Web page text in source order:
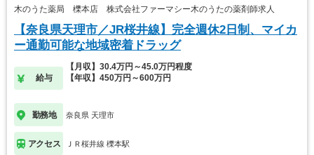
木のうた薬局 櫟本店 株式会社ファーマシー木のうたの薬剤師求人
【奈良県天理市／JR桜井線】完全週休2日制、マイカ
ー通勤可能な地域密着ドラッグ
給与
【月収】30.4万円～45.0万円程度
【年収】450万円～600万円
勤務地 奈良県 天理市
アクセス ＪＲ桜井線 櫟本駅